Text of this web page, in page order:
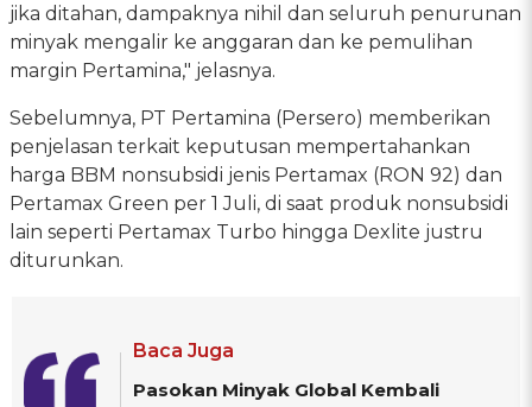
jika ditahan, dampaknya nihil dan seluruh penurunan
minyak mengalir ke anggaran dan ke pemulihan
margin Pertamina," jelasnya.
Sebelumnya, PT Pertamina (Persero) memberikan
penjelasan terkait keputusan mempertahankan
harga BBM nonsubsidi jenis Pertamax (RON 92) dan
Pertamax Green per 1 Juli, di saat produk nonsubsidi
lain seperti Pertamax Turbo hingga Dexlite justru
diturunkan.
Baca Juga
Pasokan Minyak Global Kembali